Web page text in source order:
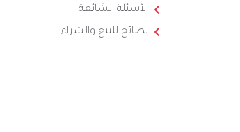
الأسئلة الشائعة
نصائح للبيع والشراء